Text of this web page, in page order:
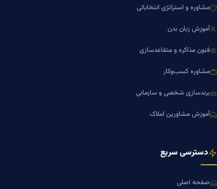
مشاوره و استراتژی انتخاباتی
آموزش زبان بدن
فنون مذاکره و متقاعدسازی
مشاوره کسب‌وکار
برندسازی شخصی و سازمانی
آموزش مشاورین املاک
دسترسی سریع
صفحه اصلی